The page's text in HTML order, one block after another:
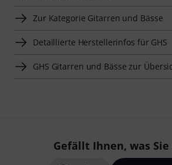
Zur Kategorie Gitarren und Bässe
Detaillierte Herstellerinfos für GHS
GHS Gitarren und Bässe zur
Gefällt Ihnen, was Sie